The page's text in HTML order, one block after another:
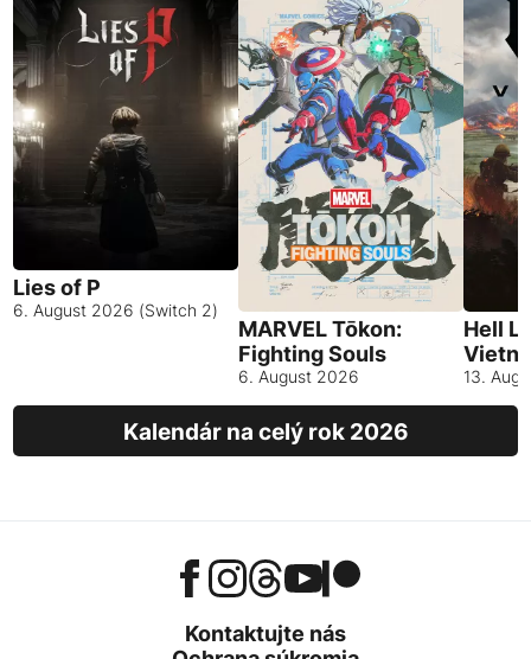
Lies of P
6. August 2026 (Switch 2)
MARVEL Tōkon:
Fighting Souls
6. August 2026
Hell
13.
Kalendár na celý rok 2026
Kontaktujte nás